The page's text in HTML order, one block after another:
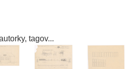
tagov...